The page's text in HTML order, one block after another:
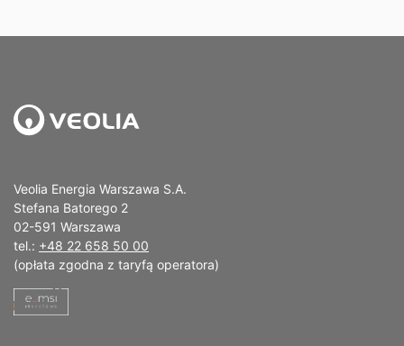
Veolia Energia Warszawa S.A.
Stefana Batorego 2
02-591 Warszawa
tel.: +48 22 658 50 00
(opłata zgodna z taryfą operatora)